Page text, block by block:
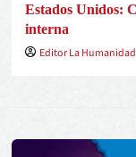
Estados Unidos:
interna
Editor La Humanidad